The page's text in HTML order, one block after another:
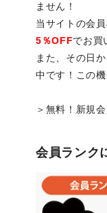
ません！
当サイトの会員
5％OFFでお買
また、その日
中です！この
＞無料！新規
会員ランク